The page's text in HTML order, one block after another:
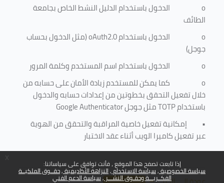
إذا تابعت تصفح هذا الموقع ، فأنت توافق على سياساتنا:
سياسة الخصوصية سياسة الاستخدام النزاهة الأكاديمية حقــوق الملكيــة
الفكــريـــة وحقـوق النشـــر سياسة الدعم الفني
o
الدخول باستخدام الدليل النشط الخاص بجامعة
الطائف
o
الدخول باستخدامoAuth2.0(مثل الدخول بحساب
جوجل)
o
الدخول باستخدام اسم المستخدم وكلمة المرور
o
كما يمكن للمستخدم زيادة الأمان على حسابه من
خلال تفعيل التحقق بخطوتين من إعدادات حسابه والدخول
باستخدامTOTPمثل جوجلGoogle Authenticator
• إمكانية تفعيل خاصية المراقبة والتحقق من الهوية
عبر تفعيل كاميرا الويب أثناء عقد الاختبار